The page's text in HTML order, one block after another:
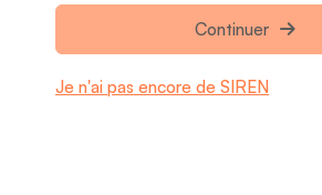
Continuer
Je n'ai pas encore de SIREN